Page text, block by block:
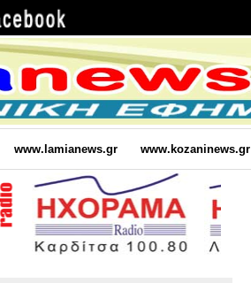
www.lamianews.gr www.kozaninews.gr